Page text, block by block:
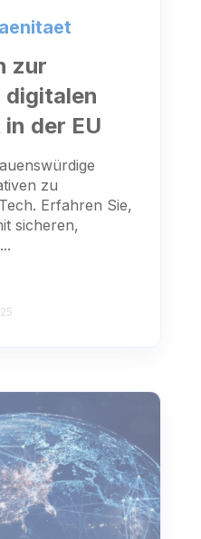
zur
digitalen
der EU
zu
Erfahren Sie,
sicheren,